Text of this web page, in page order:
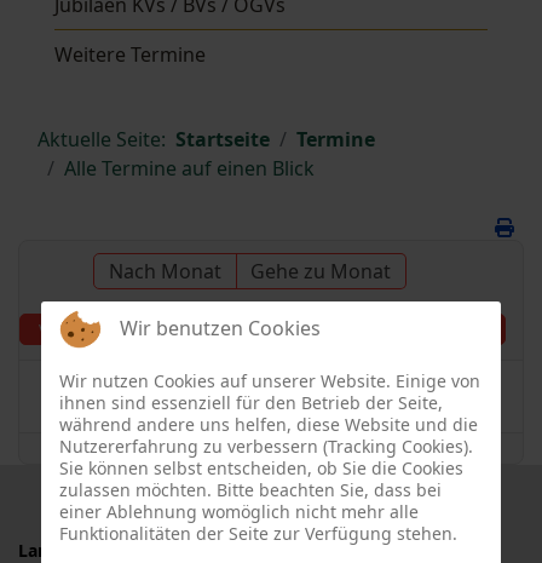
Weitere Termine
Aktuelle Seite: Startseite
Termine
Alle Termine auf einen Blick
Nach Monat Gehe zu Monat
Vorheriger Tag
Samstag, 03. August
Es wurden keine Events gefunden
Landesverband für Obstbau, Garten und Landschaft
Wir benutzen Cookies
Wir nutzen Cookies auf unserer Website. Einige von
ihnen sind essenziell für den Betrieb der Seite,
während andere uns helfen, diese Website und die
Nutzererfahrung zu verbessern (Tracking Cookies).
Sie können selbst entscheiden, ob Sie die Cookies
zulassen möchten. Bitte beachten Sie, dass bei
einer Ablehnung womöglich nicht mehr alle
Funktionalitäten der Seite zur Verfügung stehen.